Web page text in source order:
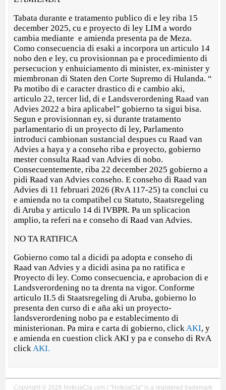
Tabata durante e tratamento publico di e ley riba 15
december 2025, cu e proyecto di ley LIM a wordo
cambia mediante e amienda presenta pa de Meza.
Como consecuencia di esaki a incorpora un articulo 14
nobo den e ley, cu provisionnan pa e procedimiento di
persecucion y enhuiciamento di minister, ex-minister y
miembronan di Staten den Corte Supremo di Hulanda. “
Pa motibo di e caracter drastico di e cambio aki,
articulo 22, tercer lid, di e Landsverordening Raad van
Advies 2022 a bira aplicabel” gobierno ta sigui bisa.
Segun e provisionnan ey, si durante tratamento
parlamentario di un proyecto di ley, Parlamento
introduci cambionan sustancial despues cu Raad van
Advies a haya y a conseho riba e proyecto, gobierno
mester consulta Raad van Advies di nobo.
Consecuentemente, riba 22 december 2025 gobierno a
pidi Raad van Advies conseho. E conseho di Raad van
Advies di 11 februari 2026 (RvA 117-25) ta conclui cu
e amienda no ta compatibel cu Statuto, Staatsregeling
di Aruba y articulo 14 di IVBPR. Pa un splicacion
amplio, ta referi na e conseho di Raad van Advies.
NO TA RATIFICA
Gobierno como tal a dicidi pa adopta e conseho di
Raad van Advies y a dicidi asina pa no ratifica e
Proyecto di ley. Como consecuencia, e aprobacion di e
Landsverordening no ta drenta na vigor. Conforme
articulo II.5 di Staatsregeling di Aruba, gobierno lo
presenta den curso di e aña aki un proyecto-
landsverordening nobo pa e establecimento di
ministerionan. Pa mira e carta di gobierno, click AKI, y
e amienda en cuestion click AKI y pa e conseho di RvA
click AKI.
Copyright © 2026 NoticiaCla.com | "NoticiaCla" is a registered trademark